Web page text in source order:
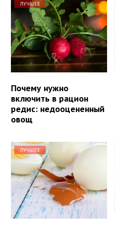
ЛУЧШЕЕ
Почему нужно
включить в рацион
редис: недооцененный
овощ
ЛУЧШЕЕ